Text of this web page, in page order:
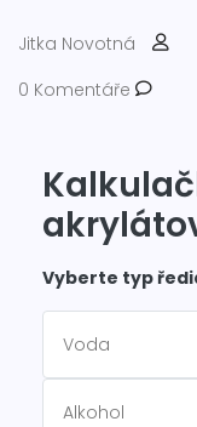
Jitka Novotná
0 Komentáře
Vyberte typ
Voda
Alkohol